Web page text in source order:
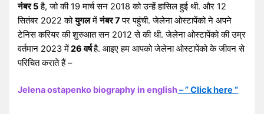
नंबर 5है, जो की 19 मार्च सन 2018 को उन्हें हासिल हुई थी. और 12
सितंबर 2022 कोयुगलमेंनंबर 7पर पहुंची. जेलेना ओस्टापेंको ने अपने
टेनिस करियर की शुरुआत सन 2012 से की थी. जेलेना ओस्टापेंको की उम्र
वर्तमान 2023 में26 वर्षहै. आइए हम आपको जेलेना ओस्टापेंको के जीवन से
परिचित कराते हैं –
Jelena ostapenko biography in english– ” Click here “